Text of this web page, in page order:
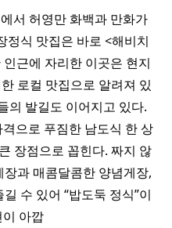
서 허영만 화백과 만화가
정식 맛집은 바로 <해비치
근에 자리한 이곳은 현지
로컬 맛집으로 알려져 있
의 발길도 이어지고 있다.
으로 푸짐한 남도식 한 상
장점으로 꼽힌다. 짜지 않
장과 매콤달콤한 양념게장,
수 있어 “밥도둑 정식”이
아깝